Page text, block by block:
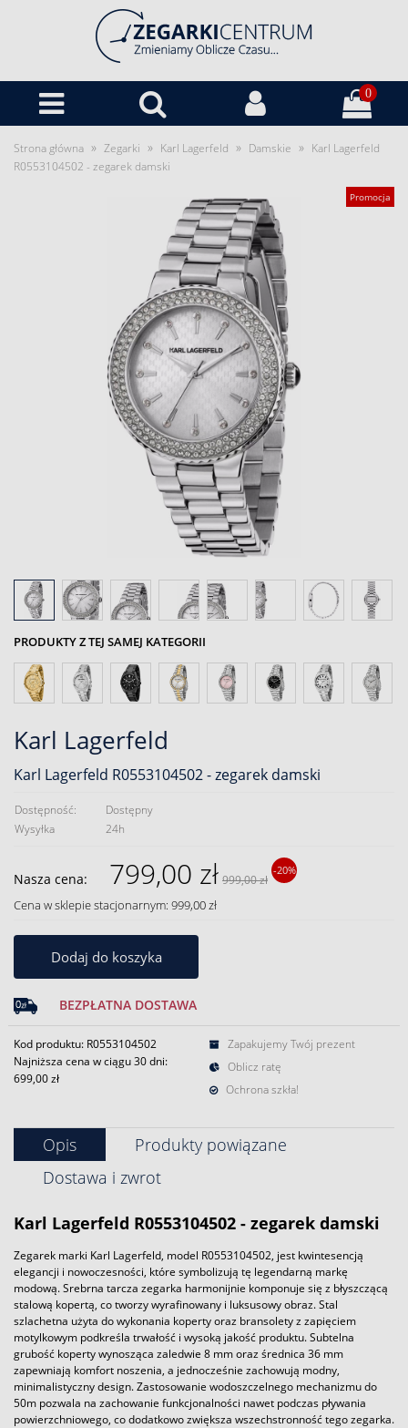
0
Strona główna » Zegarki » Karl Lagerfeld » Damskie » Karl Lagerfeld
R0553104502 - zegarek damski
Promocja
PRODUKTY Z TEJ SAMEJ KATEGORII
Karl Lagerfeld
Karl Lagerfeld R0553104502 - zegarek damski
Dostępność:
Dostępny
Wysyłka
24h
Nasza cena: 799,00 zł 999,00 zł
-20%
Cena w sklepie stacjonarnym: 999,00 zł
Dodaj do koszyka
BEZPŁATNA DOSTAWA
Kod produktu: R0553104502
Najniższa cena w ciągu 30 dni:
699,00 zł
Zapakujemy Twój prezent
Oblicz ratę
Ochrona szkła!
Opis
Produkty powiązane
Dostawa i zwrot
Karl Lagerfeld R0553104502 - zegarek damski
Zegarek marki Karl Lagerfeld, model R0553104502, jest kwintesencją
elegancji i nowoczesności, które symbolizują tę legendarną markę
modową. Srebrna tarcza zegarka harmonijnie komponuje się z błyszczącą
stalową kopertą, co tworzy wyrafinowany i luksusowy obraz. Stal
szlachetna użyta do wykonania koperty oraz bransolety z zapięciem
motylkowym podkreśla trwałość i wysoką jakość produktu. Subtelna
grubość koperty wynosząca zaledwie 8 mm oraz średnica 36 mm
zapewniają komfort noszenia, a jednocześnie zachowują modny,
minimalistyczny design. Zastosowanie wodoszczelnego mechanizmu do
50m pozwala na zachowanie funkcjonalności nawet podczas pływania
powierzchniowego, co dodatkowo zwiększa wszechstronność tego zegarka.